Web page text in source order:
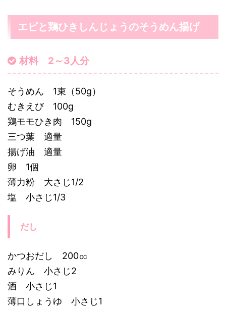
エビと鶏ひきしんじょうのそうめん揚げ
材料 2～3人分
そうめん 1束（50g）
むきえび 100g
鶏モモひき肉 150g
三つ葉 適量
揚げ油 適量
卵 1個
薄力粉 大さじ1/2
塩 小さじ1/3
だし
かつおだし 200㏄
みりん 小さじ2
酒 小さじ1
薄口しょうゆ 小さじ1